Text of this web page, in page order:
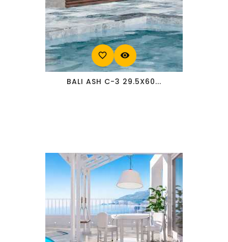
favorite_border visibility
BALI ASH C-3 29.5X60...